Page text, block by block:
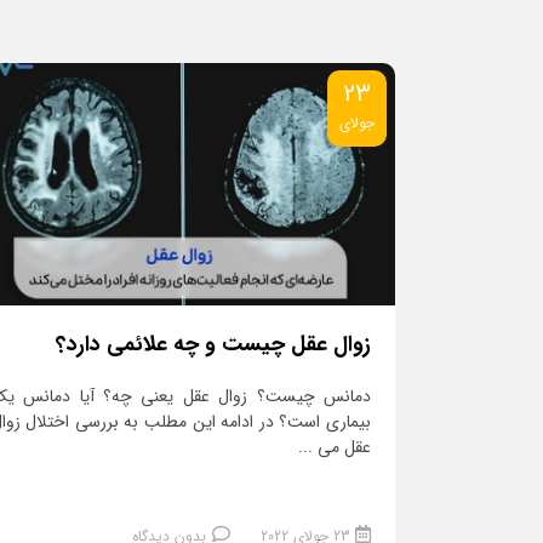
23
جولای
زوال عقل چیست و چه علائمی دارد؟
دمانس چیست؟ زوال عقل یعنی چه؟ آیا دمانس
بیماری است؟ در ادامه این مطلب به بررسی اختلال
عقل می ...
23 جولای 2022 بدون دیدگاه